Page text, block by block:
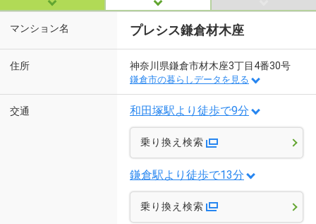
マンション名 プレシス鎌倉材木座
住所 神奈川県鎌倉市材木座3丁目4番30号
鎌倉市の暮らしデータを見る
交通 和田塚駅より徒歩で9分
乗り換え検索
鎌倉駅より徒歩で13分
乗り換え検索